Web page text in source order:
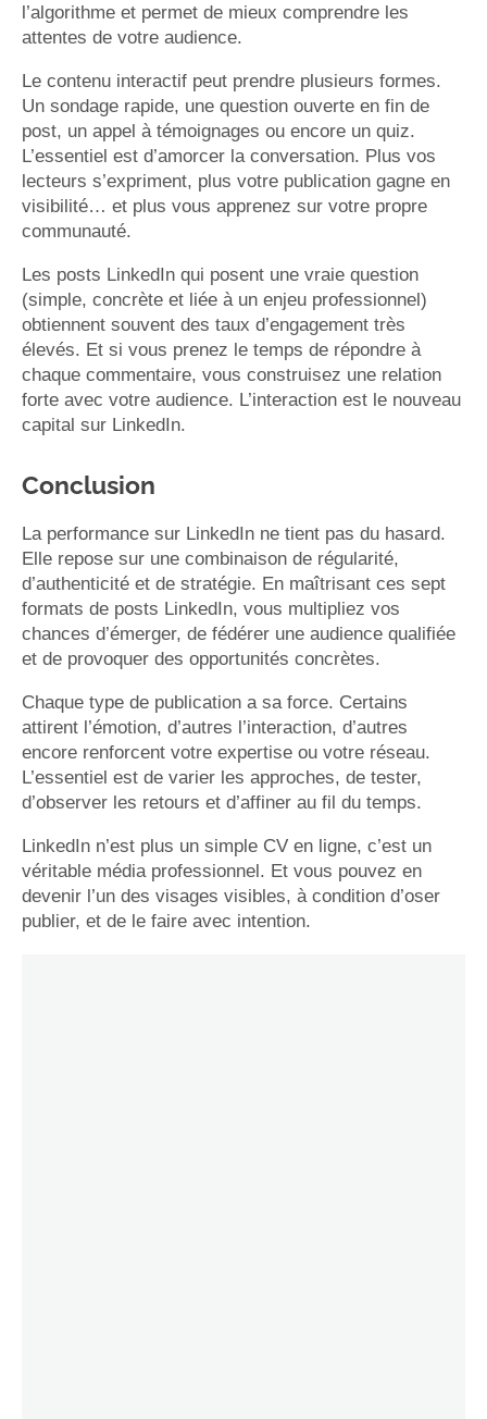
l’algorithme et permet de mieux comprendre les
attentes de votre audience.
Le contenu interactif peut prendre plusieurs formes.
Un sondage rapide, une question ouverte en fin de
post, un appel à témoignages ou encore un quiz.
L’essentiel est d’amorcer la conversation. Plus vos
lecteurs s’expriment, plus votre publication gagne en
visibilité… et plus vous apprenez sur votre propre
communauté.
Les posts LinkedIn qui posent une vraie question
(simple, concrète et liée à un enjeu professionnel)
obtiennent souvent des taux d’engagement très
élevés. Et si vous prenez le temps de répondre à
chaque commentaire, vous construisez une relation
forte avec votre audience. L’interaction est le nouveau
capital sur LinkedIn.
Conclusion
La performance sur LinkedIn ne tient pas du hasard.
Elle repose sur une combinaison de régularité,
d’authenticité et de stratégie. En maîtrisant ces sept
formats de posts LinkedIn, vous multipliez vos
chances d’émerger, de fédérer une audience qualifiée
et de provoquer des opportunités concrètes.
Chaque type de publication a sa force. Certains
attirent l’émotion, d’autres l’interaction, d’autres
encore renforcent votre expertise ou votre réseau.
L’essentiel est de varier les approches, de tester,
d’observer les retours et d’affiner au fil du temps.
LinkedIn n’est plus un simple CV en ligne, c’est un
véritable média professionnel. Et vous pouvez en
devenir l’un des visages visibles, à condition d’oser
publier, et de le faire avec intention.